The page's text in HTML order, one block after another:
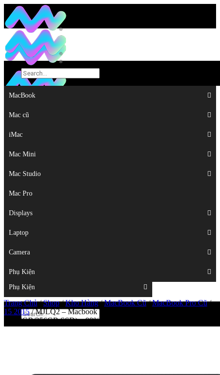
MacBook
Mac cũ
iMac
Mac Mini
Mac Studio
Mac Pro
Displays
Laptop
Camera
Phụ Kiện
MacBook
Mac cũ
iMac
Mac Mini
Mac Studio
Mac Pro
Displays
Laptop
Camera
Phụ Kiện
Top
Trang Chủ/Shop/Kho Hàng/MacBook Cũ/MacBook Pro Cũ/
15 2015/MJLQ2 – Macbook Pro Retina 2015 15 inch –
(i7/16GB/256GB SSD) – 99%